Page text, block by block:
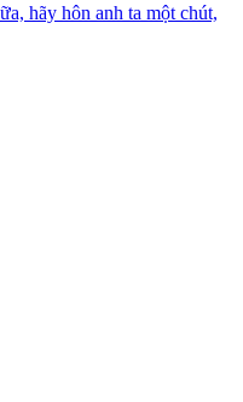
hãy hôn anh ta một chút,